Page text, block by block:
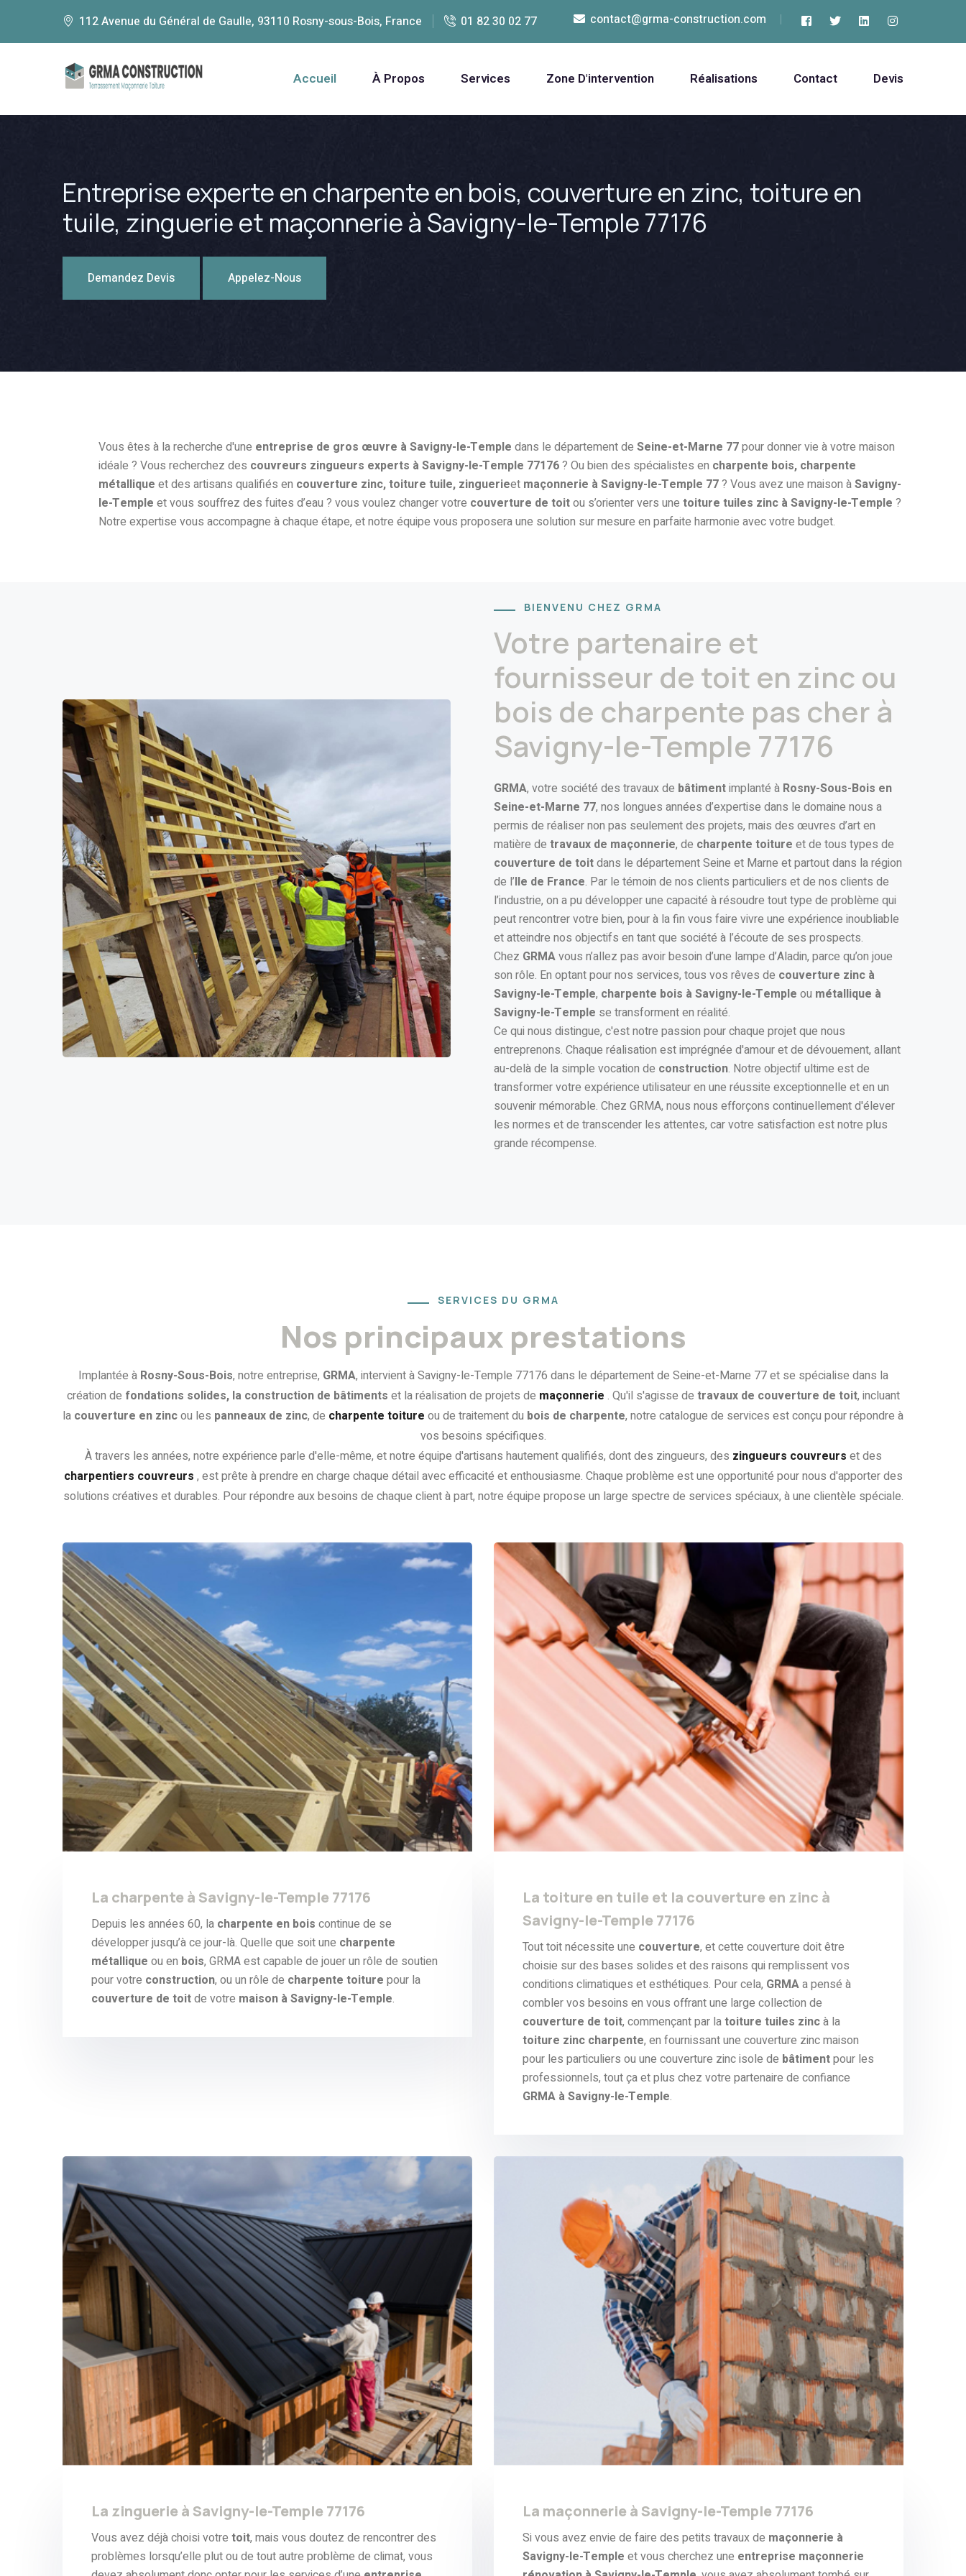
112 Avenue du Général de Gaulle, 93110 Rosny-sous-Bois, France 01 82 30 02 77 contact@grma-construction.com
Accueil À Propos Services Zone D'intervention Réalisations Contact Devis
Entreprise experte en charpente en bois, couverture en zinc, toiture en
tuile, zinguerie et maçonnerie à Savigny-le-Temple 77176
Demandez Devis Appelez-Nous
Vous êtes à la recherche d'une entreprise de gros œuvre à Savigny-le-Temple dans le département de Seine-et-Marne 77pour donner vie à votre maison
idéale ? Vous recherchez des couvreurs zingueurs experts à Savigny-le-Temple 77176? Ou bien des spécialistes en charpente bois, charpente
métallique et des artisans qualifiés en couverture zinc, toiture tuile, zinguerieet maçonnerie à Savigny-le-Temple 77? Vous avez une maison àSavigny-
le-Temple et vous souffrez des fuites d’eau ? vous voulez changer votre couverture de toitou s’orienter vers une toiture tuiles zinc à Savigny-le-Temple ?
Notre expertise vous accompagne à chaque étape, et notre équipe vous proposera une solution sur mesure en parfaite harmonie avec votre budget.
BIENVENU CHEZ GRMA
Votre partenaire et
fournisseur de toit en zinc ou
bois de charpente pas cher à
Savigny-le-Temple 77176
GRMA, votre société des travaux de bâtimentimplanté à Rosny-Sous-Bois en
Seine-et-Marne 77, nos longues années d’expertise dans le domaine nous a
permis de réaliser non pas seulement des projets, mais des œuvres d’art en
matière de travaux de maçonnerie, de charpente toiture et de tous types de
couverture de toitdans le département Seine et Marne et partout dans la région
de l’Ile de France. Par le témoin de nos clients particuliers et de nos clients de
l’industrie, on a pu développer une capacité à résoudre tout type de problème qui
peut rencontrer votre bien, pour à la fin vous faire vivre une expérience inoubliable
et atteindre nos objectifs en tant que société à l’écoute de ses prospects.
Chez GRMAvous n’allez pas avoir besoin d’une lampe d’Aladin, parce qu’on joue
son rôle. En optant pour nos services, tous vos rêves de couverture zinc à
Savigny-le-Temple, charpente bois à Savigny-le-Temple ou métallique à
Savigny-le-Temple se transforment en réalité.
Ce qui nous distingue, c'est notre passion pour chaque projet que nous
entreprenons. Chaque réalisation est imprégnée d'amour et de dévouement, allant
au-delà de la simple vocation de construction. Notre objectif ultime est de
transformer votre expérience utilisateur en une réussite exceptionnelle et en un
souvenir mémorable. Chez GRMA, nous nous efforçons continuellement d'élever
les normes et de transcender les attentes, car votre satisfaction est notre plus
grande récompense.
SERVICES DU GRMA
Nos principaux prestations
Implantée à Rosny-Sous-Bois, notre entreprise, GRMA, intervient à Savigny-le-Temple 77176 dans le département de Seine-et-Marne 77 et se spécialise dans la
création de fondations solides, la construction de bâtiments et la réalisation de projets de maçonnerie . Qu'il s'agisse de travaux de couverture de toit, incluant
la couverture en zincou les panneaux de zinc, de charpente toiture ou de traitement du bois de charpente, notre catalogue de services est conçu pour répondre à
vos besoins spécifiques.
À travers les années, notre expérience parle d'elle-même, et notre équipe d'artisans hautement qualifiés, dont des zingueurs, des zingueurs couvreurs et des
charpentiers couvreurs , est prête à prendre en charge chaque détail avec efficacité et enthousiasme. Chaque problème est une opportunité pour nous d'apporter des
solutions créatives et durables. Pour répondre aux besoins de chaque client à part, notre équipe propose un large spectre de services spéciaux, à une clientèle spéciale.
La charpente à Savigny-le-Temple 77176
Depuis les années 60, la charpente en bois continue de se
développer jusqu’à ce jour-là. Quelle que soit une charpente
métallique ou en bois, GRMA est capable de jouer un rôle de soutien
pour votre construction, ou un rôle de charpente toiture pour la
couverture de toitde votre maison à Savigny-le-Temple.
La toiture en tuile et la couverture en zinc à
Savigny-le-Temple 77176
Tout toit nécessite une couverture, et cette couverture doit être
choisie sur des bases solides et des raisons qui remplissent vos
conditions climatiques et esthétiques. Pour cela, GRMAa pensé à
combler vos besoins en vous offrant une large collection de
couverture de toit, commençant par latoiture tuiles zincà la
toiture zinc charpente, en fournissant une couverture zinc maison
pour les particuliers ou une couverture zinc isole de bâtimentpour les
professionnels, tout ça et plus chez votre partenaire de confiance
GRMA à Savigny-le-Temple.
La zinguerie à Savigny-le-Temple 77176
Vous avez déjà choisi votre toit, mais vous doutez de rencontrer des
problèmes lorsqu’elle plut ou de tout autre problème de climat, vous
La maçonnerie à Savigny-le-Temple 77176
Si vous avez envie de faire des petits travaux de maçonnerie à
Savigny-le-Temple et vous cherchez une entreprise maçonnerie